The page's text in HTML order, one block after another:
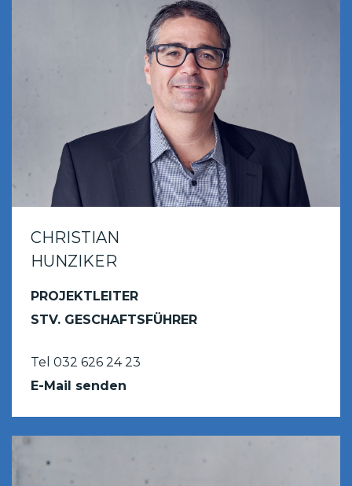
CHRISTIAN
HUNZIKER
PROJEKTLEITER
STV. GESCHAFTSFÜHRER
Tel 032 626 24 23
E-Mail senden